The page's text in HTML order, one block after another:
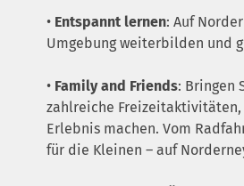
• Entspannt lernen: Auf
Umgebung weiterbilden und
• Family and Friends: Bringen
zahlreiche
Erlebnis machen. Vom
für die Kleinen – auf